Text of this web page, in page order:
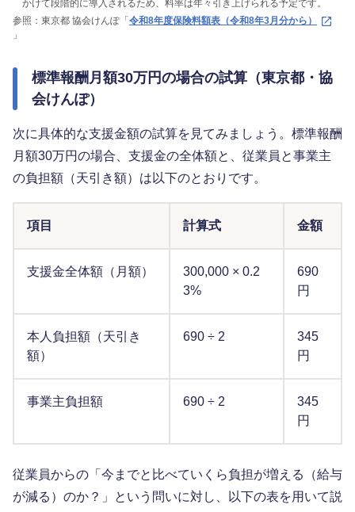
かけて段階的に導入されるため、料率は年々引き上げられる予定です。
参照：東京都 協会けんぽ「 令和8年度保険料額表（令和8年3月分から）
」
標準報酬月額30万円の場合の試算（東京都・協
会けんぽ）
次に具体的な支援金額の試算を見てみましょう。標準報酬
月額30万円の場合、支援金の全体額と、従業員と事業主
の負担額（天引き額）は以下のとおりです。
項目 計算式 金額
支援金全体額（月額）
300,000 × 0.2
3%
690
円
本人負担額（天引き
額）
690 ÷ 2
345
円
事業主負担額 690 ÷ 2
345
円
従業員からの「今までと比べていくら負担が増える（給与
が減る）のか？」という問いに対し、以下の表を用いて説